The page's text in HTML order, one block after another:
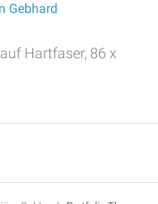
Gebhard
Hartfaser, 86 x